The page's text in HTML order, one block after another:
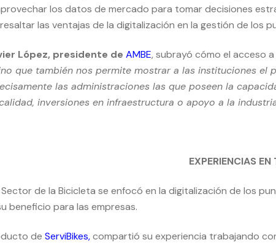
los datos de mercado para tomar decisiones
las ventajas de la digitalización en la gestión de los
López, presidente de AMBE, subrayó cómo el acceso
que también nos permite mostrar a las instituciones el
las administraciones las que poseen la
inversiones en infraestructura o apoyo a la
EXPERIENCIAS
de la Bicicleta se enfocó en la digitalización de los
beneficio para las empresas.
de ServiBikes,compartió su experiencia trabajando